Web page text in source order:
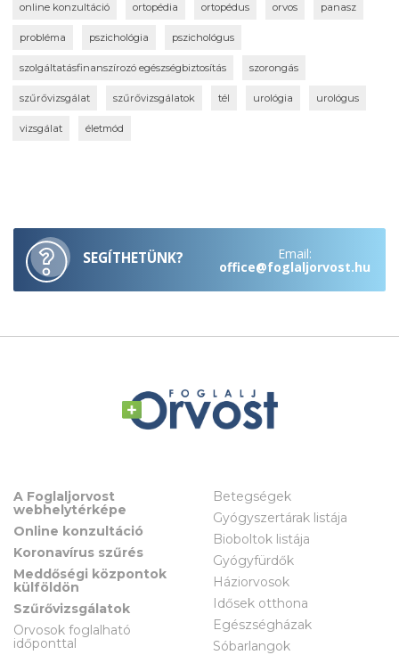
online konzultáció ortopédia ortopédus orvos panasz
probléma pszichológia pszichológus
szolgáltatásfinanszírozó egészségbiztosítás szorongás
szűrővizsgálat szűrővizsgálatok tél urológia urológus
vizsgálat életmód
SEGÍTHETÜNK? Email:
office@foglaljorvost.hu
A Foglaljorvost
webhelytérképe
Online konzultáció
Koronavírus szűrés
Meddőségi központok
külföldön
Szűrővizsgálatok
Orvosok foglalható
időponttal
Betegségek
Gyógyszertárak listája
Bioboltok listája
Gyógyfürdők
Háziorvosok
Idősek otthona
Egészségházak
Sóbarlangok